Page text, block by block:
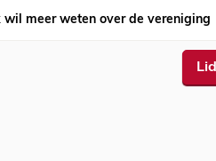
wil meer weten over de vereniging